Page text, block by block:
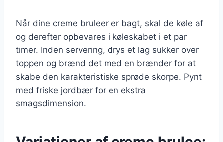
Når dine creme bruleer er bagt, skal de køle af
og derefter opbevares i køleskabet i et par
timer. Inden servering, drys et lag sukker over
toppen og brænd det med en brænder for at
skabe den karakteristiske sprøde skorpe. Pynt
med friske jordbær for en ekstra
smagsdimension.